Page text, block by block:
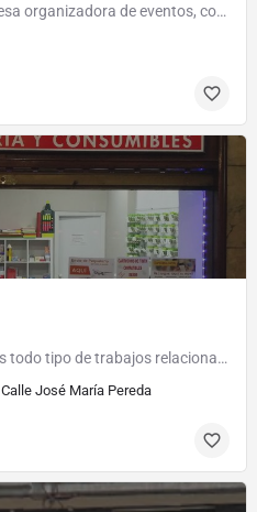
Malaquita events es una empresa organizadora de eventos, con especialidad en Bodas Civiles, disponemos de…
Desde hace 20 años realizamos todo tipo de trabajos relacionados con Copistería fotocopias en Torrelavega,…
Calle José María Pereda